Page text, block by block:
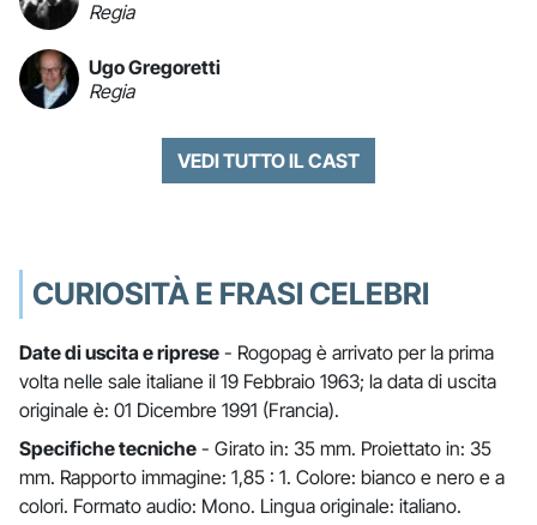
Regia
Ugo Gregoretti
Regia
VEDI TUTTO IL CAST
CURIOSITÀ E FRASI CELEBRI
Date di uscita e riprese - Rogopag è arrivato per la prima
volta nelle sale italiane il 19 Febbraio 1963; la data di uscita
originale è: 01 Dicembre 1991 (Francia).
Specifiche tecniche - Girato in: 35 mm. Proiettato in: 35
mm. Rapporto immagine: 1,85 : 1. Colore: bianco e nero e a
colori. Formato audio: Mono. Lingua originale: italiano.